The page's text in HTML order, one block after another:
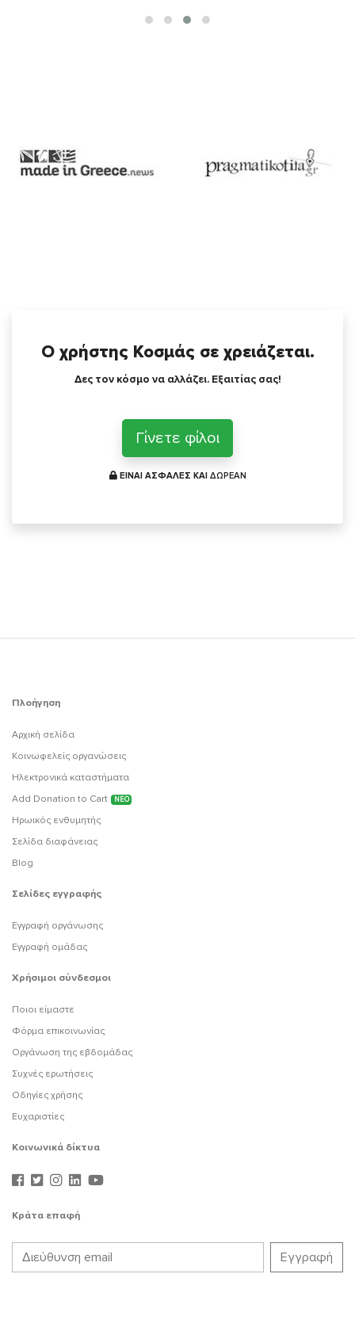
Ο χρήστης Κοσμάς σε χρειάζεται.
Δες τον κόσμο να αλλάζει. Εξαιτίας σας!
Γίνετε φίλοι
ΕΙΝΑΙ ΑΣΦΑΛΕΣ ΚΑΙ ΔΩΡΕΑΝ
Πλοήγηση
Αρχική σελίδα
Κοινωφελείς οργανώσεις
Ηλεκτρονικά καταστήματα
Add Donation to Cart
ΝΕΟ
Ηρωικός ενθυμητής
Σελίδα διαφάνειας
Blog
Σελίδες εγγραφής
Εγγραφή οργάνωσης
Εγγραφή ομάδας
Χρήσιμοι σύνδεσμοι
Ποιοι είμαστε
Φόρμα επικοινωνίας
Οργάνωση της εβδομάδας
Συχνές ερωτήσεις
Οδηγίες χρήσης
Ευχαριστίες
Κοινωνικά δίκτυα
Κράτα επαφή